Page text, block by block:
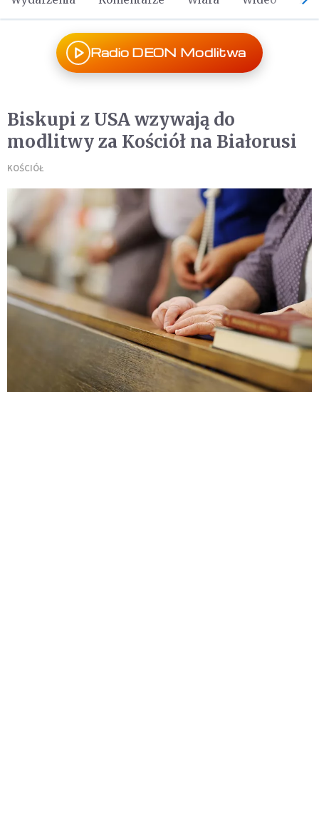
Radio DEON Modlitwa
Biskupi z USA wzywają do
modlitwy za Kościół na Białorusi
KOŚCIÓŁ